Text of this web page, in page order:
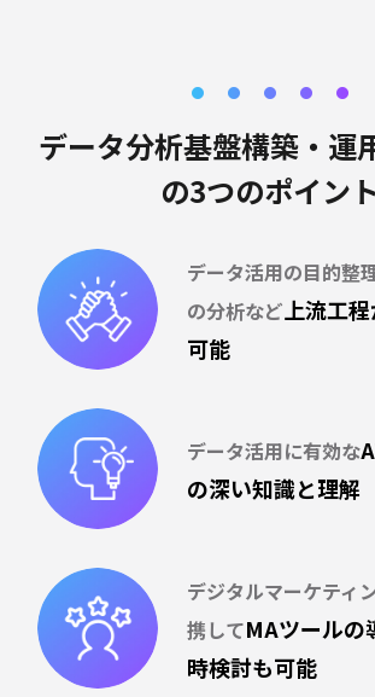
データ分析基盤構築・運
の3つのポイント
データ活用の目的整
の分析など上流工
可能
データ活用に有効な
の深い知識と理解
デジタルマーケティ
携してMAツールの
時検討も可能